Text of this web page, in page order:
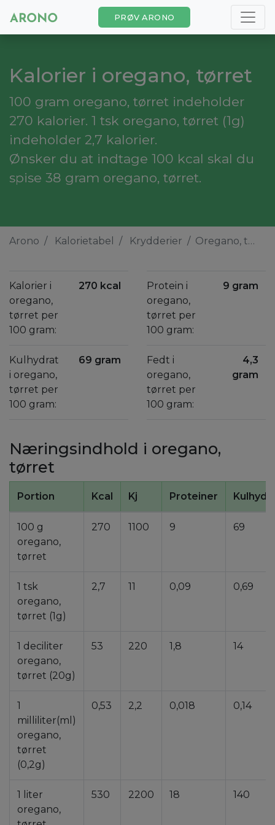
PRØV ARONO
Kalorier i oregano, tørret
100 gram oregano, tørret indeholder
270 kalorier. 1 tsk oregano, tørret (1g)
indeholder 2,7 kalorier.
Ønsker du at indtage 100 kcal skal du
spise 38 gram oregano, tørret.
Arono Kalorietabel Krydderier Oregano, tørret
Kalorier i
oregano,
tørret per
100 gram:
270 kcal
Kulhydrat
i oregano,
tørret per
100 gram:
69 gram
Protein i
oregano,
tørret per
100 gram:
9 gram
Fedt i
oregano,
tørret per
100 gram:
4,3
gram
Næringsindhold i oregano,
tørret
Portion Kcal Kj Proteiner
100 g
oregano,
tørret
270 1100 9 69
1 tsk
oregano,
tørret (1g)
2,7 11 0,09 0,69
1 deciliter
oregano,
tørret (20g)
53 220 1,8 14
1
milliliter(ml)
oregano,
tørret
(0,2g)
0,53 2,2 0,018 0,14
1 liter
oregano,
530 2200 18 140